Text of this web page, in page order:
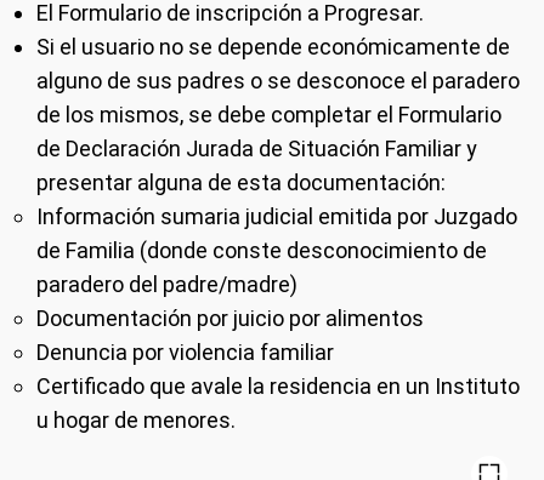
El Formulario de inscripción a Progresar.
Si el usuario no se depende económicamente de
alguno de sus padres o se desconoce el paradero
de los mismos, se debe completar el Formulario
de Declaración Jurada de Situación Familiar y
presentar alguna de esta documentación:
Información sumaria judicial emitida por Juzgado
de Familia (donde conste desconocimiento de
paradero del padre/madre)
Documentación por juicio por alimentos
Denuncia por violencia familiar
Certificado que avale la residencia en un Instituto
u hogar de menores.